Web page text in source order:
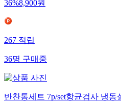
36%8,900원
267적립
36명구매중
반찬통세트 7p/set항균검사 냉동